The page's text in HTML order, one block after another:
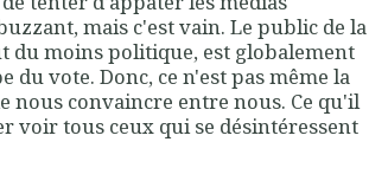
mais c'est vain. Le public de la
du moins politique, est globalement
du vote. Donc, ce n'est pas même la
nous convaincre entre nous. Ce qu'il
voir tous ceux qui se désintéressent